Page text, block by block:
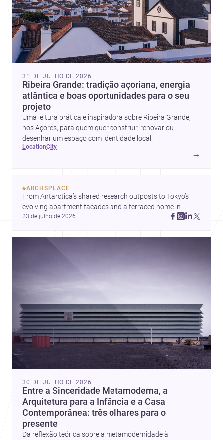
31 DE JULHO DE 2026
Ribeira Grande: tradição açoriana, energia
atlântica e boas oportunidades para o seu
projeto
Uma leitura prática e inspiradora sobre Ribeira Grande,
nos Açores, para quem quer construir, renovar ou
desenhar um espaço com identidade local.
location city
→
#ARCHSPLACE
From Antarctica’s shared research outposts to Tokyo’s
evolving apartment facades and a terraced home in
Amman, these projects show how architecture adapts to
23 de julho de 2026
30 DE JULHO DE 2026
Entre a Sinceridade Metamoderna, a
Arquitetura para a Infância e a Casa
Contemporânea: três olhares para o
presente
Da reflexão teórica sobre a metamodernidade à